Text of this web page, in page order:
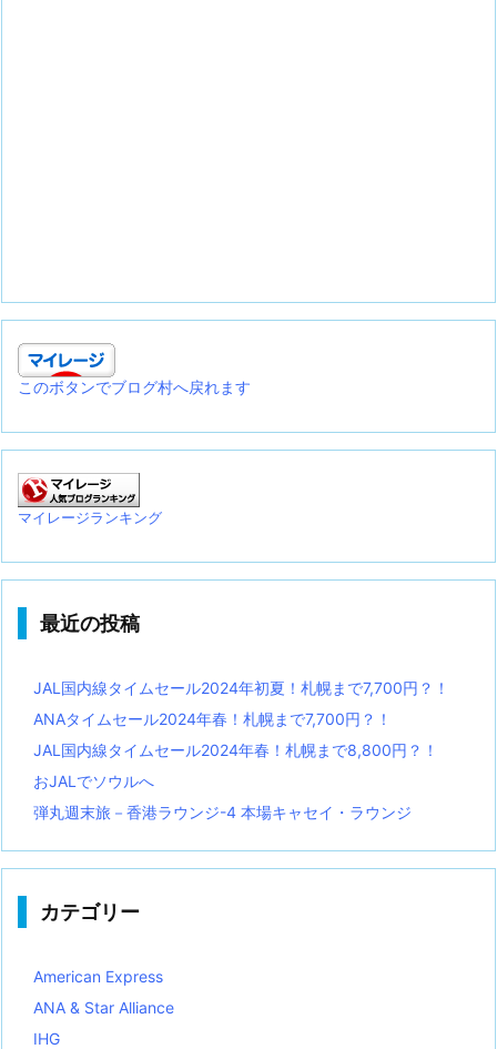
このボタンでブログ村へ戻れます
マイレージランキング
最近の投稿
JAL国内線タイムセール2024年初夏！札幌まで7,700円？！
ANAタイムセール2024年春！札幌まで7,700円？！
JAL国内線タイムセール2024年春！札幌まで8,800円？！
おJALでソウルへ
弾丸週末旅－香港ラウンジ-4 本場キャセイ・ラウンジ
カテゴリー
American Express
ANA & Star Alliance
IHG